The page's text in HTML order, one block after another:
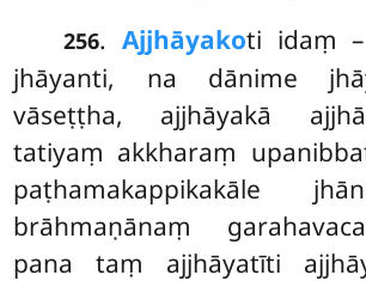
256. Ajjhāyakoti idaṃ –
jhāyanti, na dānime
vāseṭṭha, ajjhāyakā
tatiyaṃ akkharaṃ
paṭhamakappikakāle
brāhmaṇānaṃ
pana taṃ ajjhāyatīti